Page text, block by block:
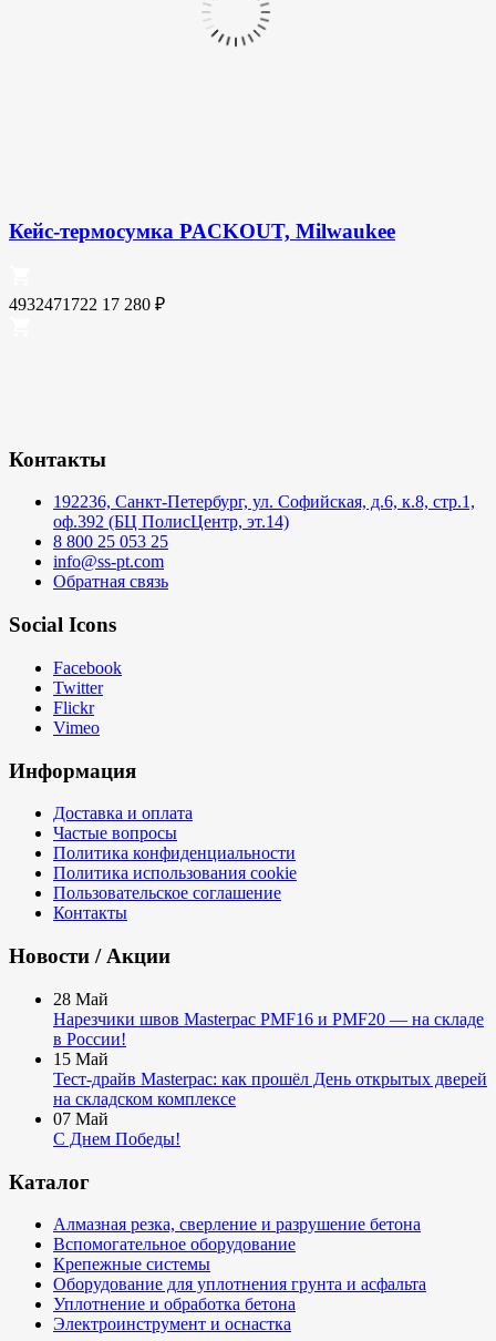
Кейс-термосумка PACKOUT, Milwaukee
4932471722 17 280 ₽
Контакты
192236, Санкт-Петербург, ул. Софийская, д.6, к.8, стр.1,
оф.392 (БЦ ПолисЦентр, эт.14)
8 800 25 053 25
info@ss-pt.com
Обратная связь
Social Icons
Facebook
Twitter
Flickr
Vimeo
Информация
Доставка и оплата
Частые вопросы
Политика конфиденциальности
Политика использования cookie
Пользовательское соглашение
Контакты
Новости / Акции
28 Май
Нарезчики швов Masterpac PMF16 и PMF20 — на складе
в России!
15 Май
Тест-драйв Masterpac: как прошёл День открытых дверей
на складском комплексе
07 Май
С Днем Победы!
Каталог
Алмазная резка, сверление и разрушение бетона
Вспомогательное оборудование
Крепежные системы
Оборудование для уплотнения грунта и асфальта
Уплотнение и обработка бетона
Электроинструмент и оснастка